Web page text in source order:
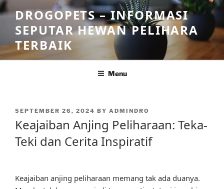
Skip
to
content
DROGOPETS – INFORMASI
SEPUTAR HEWAN PELIHARA
TERBAIK
Menu
POSTED
SEPTEMBER 26, 2024 BY ADMINDRO
Keajaiban Anjing Peliharaan: Teka-
Teki dan Cerita Inspiratif
Keajaiban anjing peliharaan memang tak ada duanya.